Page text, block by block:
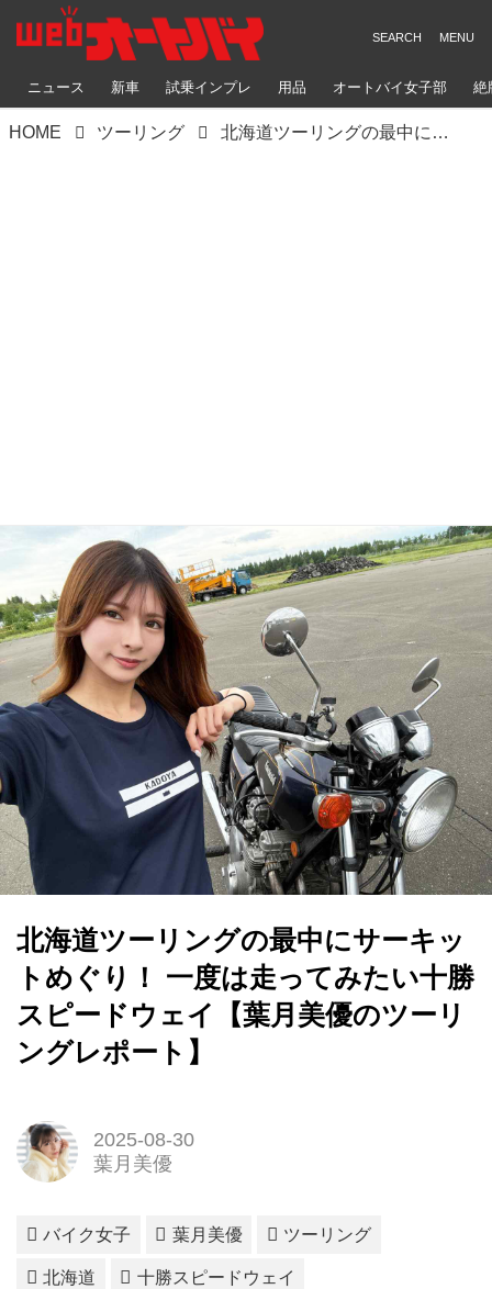
ニュース 新車 試乗インプレ 用品 オートバイ女子部 絶
HOME ツーリング 北海道ツーリングの最中にサーキットめぐり！ 一度は走ってみたい十勝スピードウェイ【葉月美優のツーリングレポート】
北海道ツーリングの最中にサーキッ
トめぐり！ 一度は走ってみたい十勝
スピードウェイ【葉月美優のツーリ
ングレポート】
2025-08-30
葉月美優
バイク女子 葉月美優 ツーリング
北海道 十勝スピードウェイ